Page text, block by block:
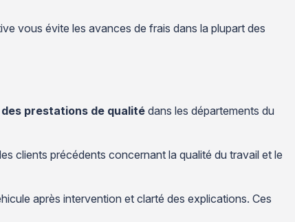
vous évite les avances de frais dans la plupart des
prestations de qualité dans les départements du
clients précédents concernant la qualité du travail et le
après intervention et clarté des explications. Ces